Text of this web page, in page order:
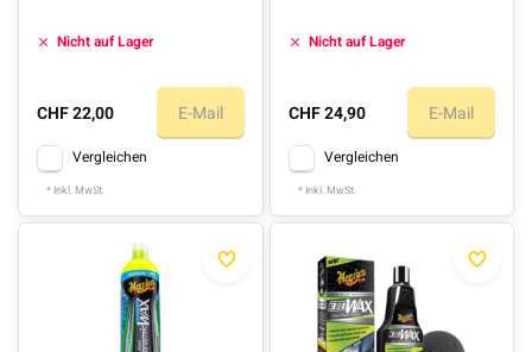
Nicht auf Lager
CHF 22,00 E-Mail
Vergleichen
* Inkl. MwSt.
Nicht auf Lager
CHF 24,90 E-Mail
Vergleichen
* Inkl. MwSt.